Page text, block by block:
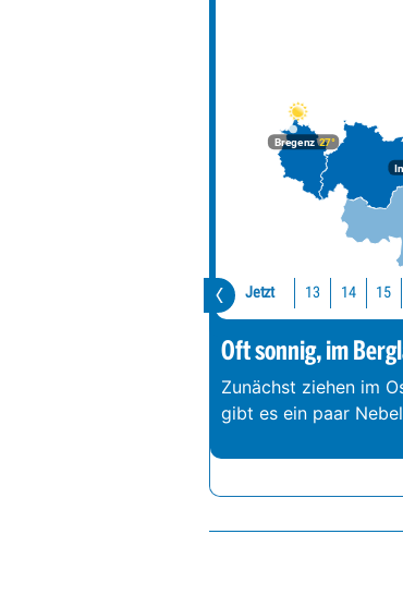
Bregenz27°
Jetzt 13 14 15
Oft sonnig, im
Zunächst ziehen im
gibt es ein paar